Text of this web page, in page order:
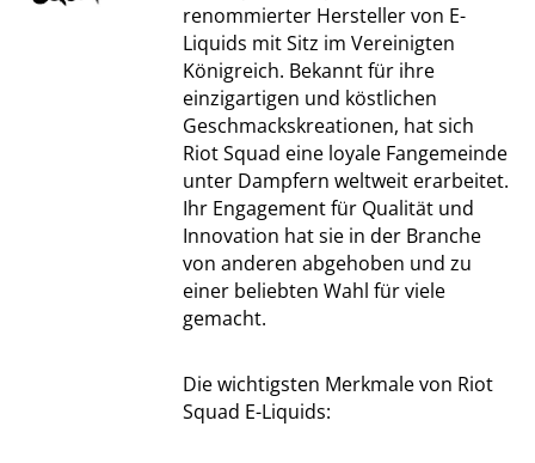
renommierter Hersteller von E-
Liquids mit Sitz im Vereinigten
Königreich. Bekannt für ihre
einzigartigen und köstlichen
Geschmackskreationen, hat sich
Riot Squad eine loyale Fangemeinde
unter Dampfern weltweit erarbeitet.
Ihr Engagement für Qualität und
Innovation hat sie in der Branche
von anderen abgehoben und zu
einer beliebten Wahl für viele
gemacht.
Die wichtigsten Merkmale von Riot
Squad E-Liquids: